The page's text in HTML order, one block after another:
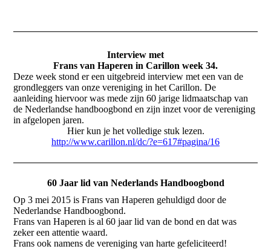
Interview met
Frans van Haperen in Carillon week 34.
Deze week stond er een uitgebreid interview met een van de
grondleggers van onze vereniging in het Carillon. De
aanleiding hiervoor was mede zijn 60 jarige lidmaatschap van
de Nederlandse handboogbond en zijn inzet voor de vereniging
in afgelopen jaren.
Hier kun je het volledige stuk lezen.
http://www.carillon.nl/dc/?e=617#pagina/16
60 Jaar lid van Nederlands Handboogbond
Op 3 mei 2015 is Frans van Haperen gehuldigd door de
Nederlandse Handboogbond.
Frans van Haperen is al 60 jaar lid van de bond en dat was
zeker een attentie waard.
Frans ook namens de vereniging van harte gefeliciteerd!